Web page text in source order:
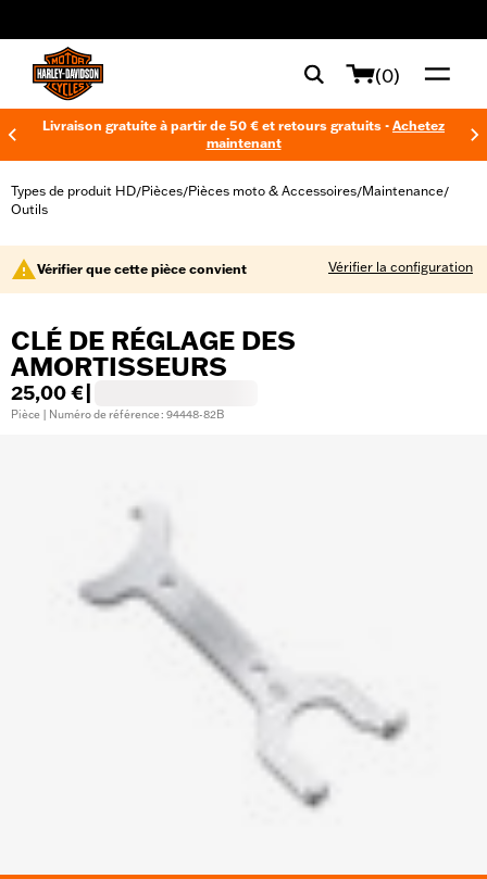
(0)
Livraison gratuite à partir de 50 € et retours gratuits - Achetez
maintenant
Types de produit HD/Pièces/Pièces moto & Accessoires/Maintenance/
Outils
Vérifier que cette pièce convient Vérifier la configuration
CLÉ DE RÉGLAGE DES
AMORTISSEURS
25,00 €
Pièce | Numéro de référence : 94448-82B